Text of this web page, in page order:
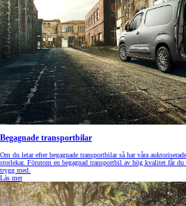
Begagnade transportbilar
Om du letar efter begagnade transportbilar så har våra
storlekar. Förutom en begagnad transportbil av hög kvalitet får
trygg med.
Läs mer